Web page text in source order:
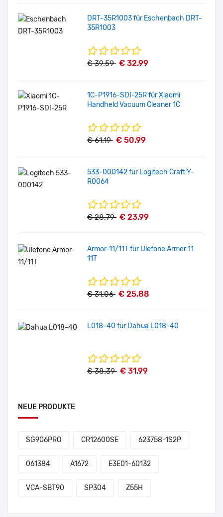
DRT-35R1003 für Eschenbach DRT-
35R1003
€ 39.59 € 32.99
1C-P1916-SDI-25R für Xiaomi
Handheld Vacuum Cleaner 1C
€ 61.19 € 50.99
533-000142 für Logitech Craft Y-
R0064
€ 28.79 € 23.99
Armor-11/11T für Ulefone Armor 11
11T
€ 31.06 € 25.88
L018-40 für Dahua L018-40
€ 38.39 € 31.99
NEUE PRODUKTE
SG906PRO CR12600SE 623758-1S2P
061384 A1672 E3E01-60132
VCA-SBT90 SP304 Z55H